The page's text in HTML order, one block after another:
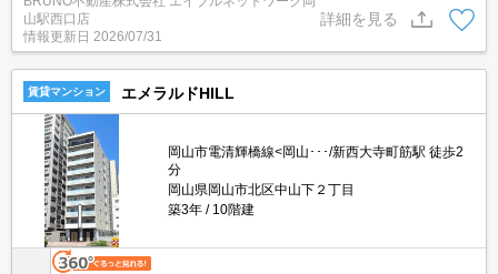
物に便利です。
山駅西口店
情報更新日 2026/07/31
詳細を見る
賃貸マンション エメラルドHILL
岡山市電清輝橋線<岡山･･･/新西大寺町筋駅 徒歩2
分
岡山県岡山市北区中山下２丁目
築3年
10階建